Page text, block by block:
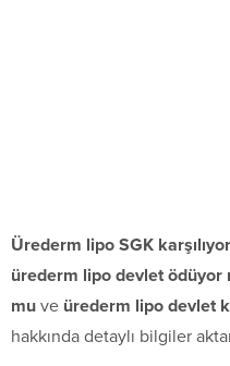
Ürederm lipo SGK
ürederm lipo devlet ödüyor
mu ve ürederm lipo devlet
hakkında detaylı bilgiler